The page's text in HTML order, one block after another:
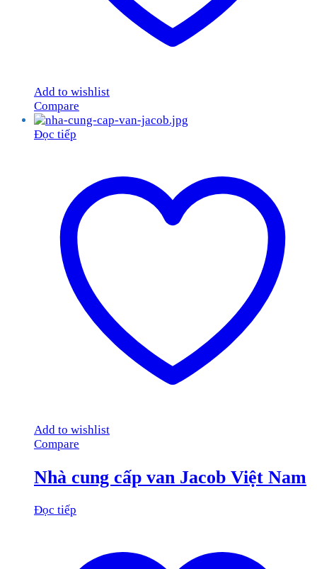
Add to wishlist
Compare
Đọc tiếp
Add to wishlist
Compare
Nhà cung cấp van Jacob Việt Nam
Đọc tiếp